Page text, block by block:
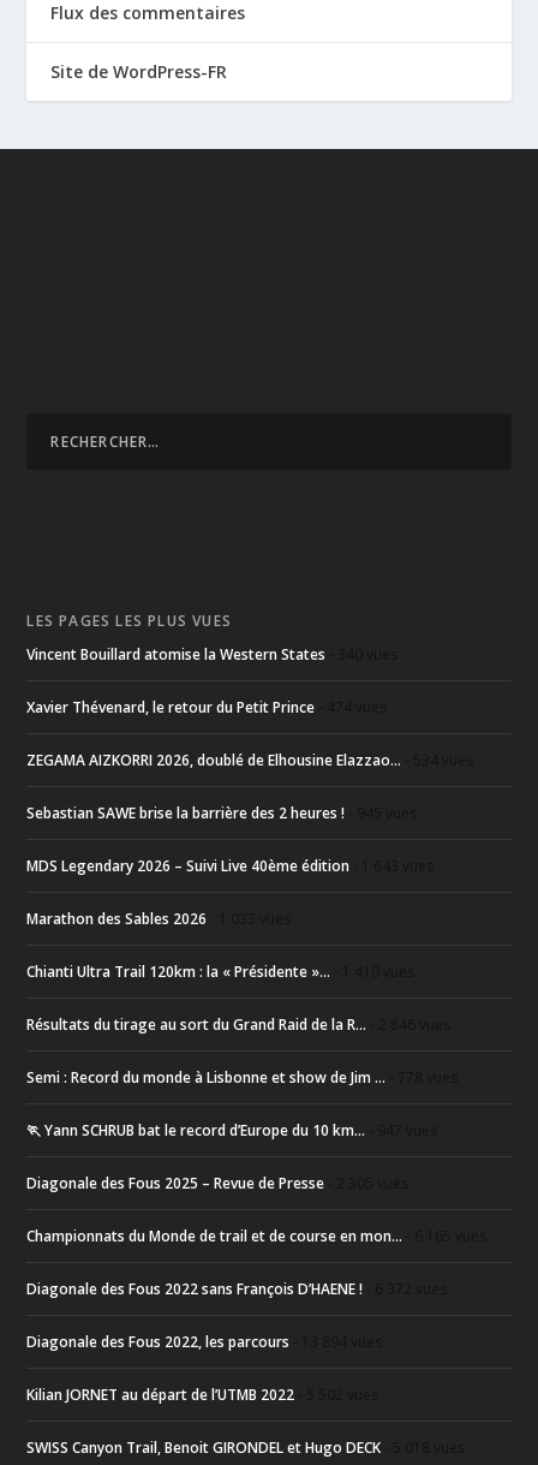
Flux des commentaires
Site de WordPress-FR
LES PAGES LES PLUS VUES
Vincent Bouillard atomise la Western States
Xavier Thévenard, le retour du Petit Prince
ZEGAMA AIZKORRI 2026, doublé de Elhousine Elazzao...
Sebastian SAWE brise la barrière des 2 heures !
MDS Legendary 2026 – Suivi Live 40ème édition
Marathon des Sables 2026
Chianti Ultra Trail 120km : la « Présidente »...
Résultats du tirage au sort du Grand Raid de la R...
Semi : Record du monde à Lisbonne et show de Jim ...
🏃 Yann SCHRUB bat le record d’Europe du 10 km...
Diagonale des Fous 2025 – Revue de Presse
Championnats du Monde de trail et de course en mon...
Diagonale des Fous 2022 sans François D’HAENE !
Diagonale des Fous 2022, les parcours
Kilian JORNET au départ de l’UTMB 2022
SWISS Canyon Trail, Benoit GIRONDEL et Hugo DECK